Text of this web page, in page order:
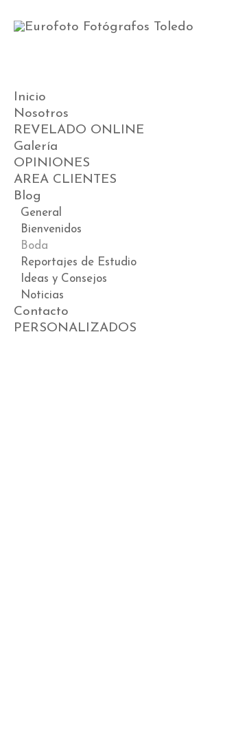
Inicio
Nosotros
REVELADO ONLINE
Galería
Videos
Preboda
Boda
Postboda
Comunión
Book
Premamá
Bebés
OPINIONES
AREA CLIENTES
Blog
General
Bienvenidos
Boda
Reportajes de Estudio
Ideas y Consejos
Noticias
Contacto
PERSONALIZADOS